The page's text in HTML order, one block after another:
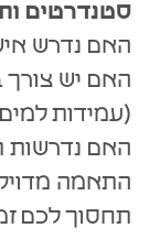
סטנדרטים
האם נדרש
(עמידות
האם נדרשות
התאמה
תחסוך לכם